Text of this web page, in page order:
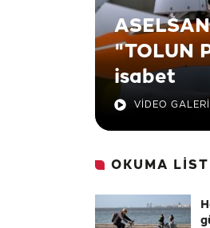
"TOLUN
isabet
VİDEO GALERİ
OKUMA